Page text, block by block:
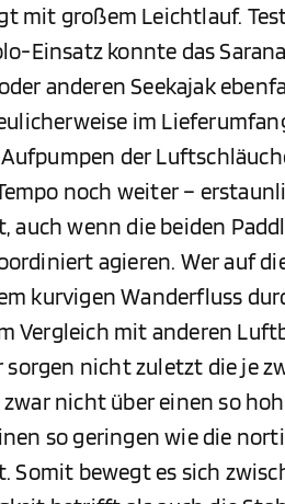
mit großem Leichtlauf.
Einsatz konnte das
anderen Seekajak
im
der
noch weiter –
auch wenn die beiden
agieren. Wer auf
kurvigen Wanderfluss
Vergleich mit anderen
nicht zuletzt die je
zwar nicht über einen so
so geringen wie die
Somit bewegt es sich